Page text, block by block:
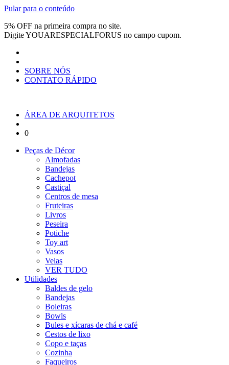
Pular para o conteúdo
5% OFF na primeira compra no site.
DigiteYOUARESPECIALFORUS no campo cupom.
SOBRE NÓS
CONTATO RÁPIDO
ÁREA DE ARQUITETOS
0
Peças de Décor
Almofadas
Bandejas
Cachepot
Castiçal
Centros de mesa
Fruteiras
Livros
Peseira
Potiche
Toy art
Vasos
Velas
VER TUDO
Utilidades
Baldes de gelo
Bandejas
Boleiras
Bowls
Bules e xícaras de chá e café
Cestos de lixo
Copo e taças
Cozinha
Faqueiros